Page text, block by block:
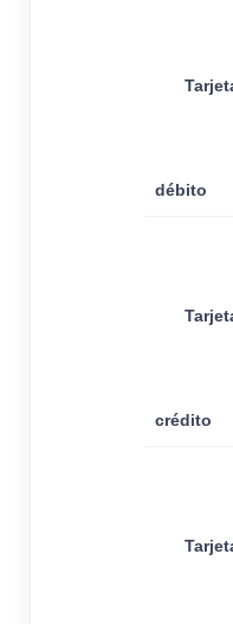
débito
crédito